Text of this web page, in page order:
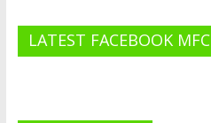
LATEST FACEBOOK MFC